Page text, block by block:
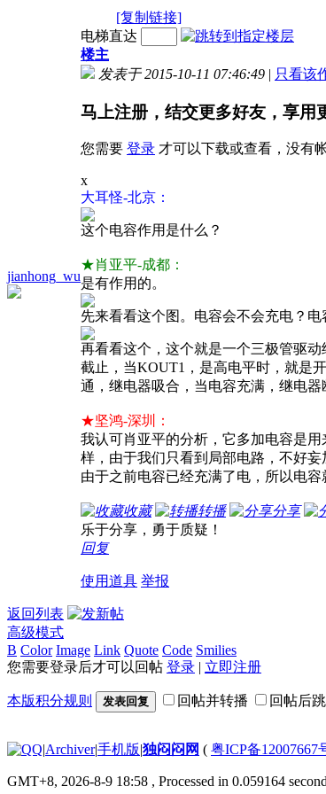
[复制链接]
jianhong_wu
电梯直达
楼主
发表于 2015-10-11 07:46:49 | 只看该
马上注册，结交更多好友，享用
您需要 登录 才可以下载或查看，没有
x
大耳怪-北京：
这个电容作用是什么？
★肖亚平-成都：
是有作用的。
先来看看这个图。电容会不会充电？
再看看这个，这个就是一个三极管驱
截止，当KOUT1，是高电平时，就是
通，继电器吸合，当电容充满，继电
★坚鸿-深圳：
我认可肖亚平的分析，它多加电容是
样，由于我们只看到局部电路，不好
由于之前电容已经充满了电，所以电
收藏 转播 分享
乐于分享，勇于质疑！
回复
使用道具 举报
返回列表
高级模式
B Color Image Link Quote Code Smilies
您需要登录后才可以回帖 登录 | 立即注册
本版积分规则 发表回复 回帖并转播 回帖后
|Archiver|手机版|独闷闷网 ( 粤ICP备12007667
GMT+8, 2026-8-9 18:58 , Processed in 0.059164